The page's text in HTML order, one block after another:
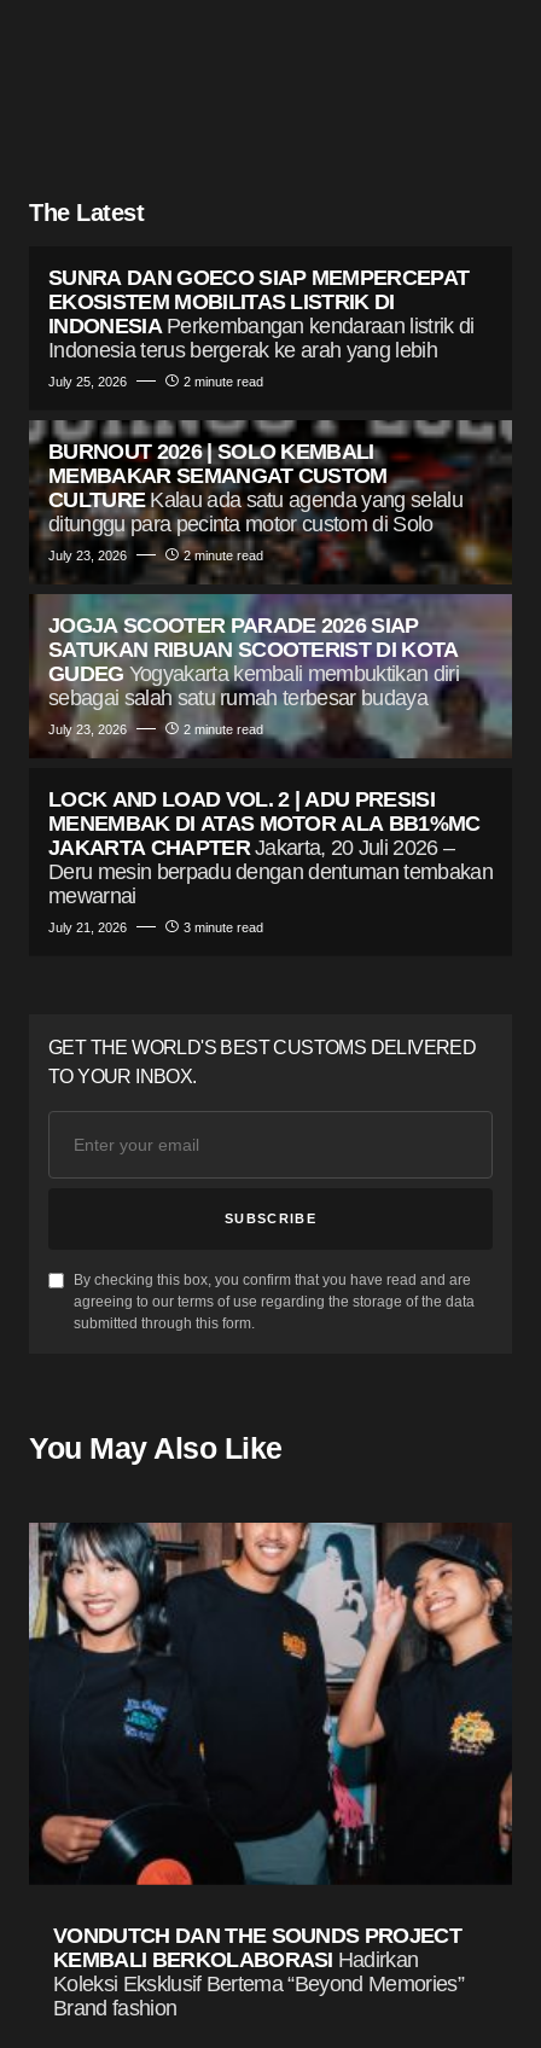
The Latest
SUNRA DAN GOECO SIAP MEMPERCEPAT
EKOSISTEM MOBILITAS LISTRIK DI
INDONESIA Perkembangan kendaraan listrik di
Indonesia terus bergerak ke arah yang lebih
July 25, 2026 2 minute read
BURNOUT 2026 | SOLO KEMBALI
MEMBAKAR SEMANGAT CUSTOM
CULTURE Kalau ada satu agenda yang selalu
ditunggu para pecinta motor custom di Solo
July 23, 2026 2 minute read
JOGJA SCOOTER PARADE 2026 SIAP
SATUKAN RIBUAN SCOOTERIST DI KOTA
GUDEG Yogyakarta kembali membuktikan diri
sebagai salah satu rumah terbesar budaya
July 23, 2026 2 minute read
LOCK AND LOAD VOL. 2 | ADU PRESISI
MENEMBAK DI ATAS MOTOR ALA BB1%MC
JAKARTA CHAPTER Jakarta, 20 Juli 2026 –
Deru mesin berpadu dengan dentuman tembakan
mewarnai
July 21, 2026 3 minute read
GET THE WORLD'S BEST CUSTOMS DELIVERED
TO YOUR INBOX.
SUBSCRIBE
By checking this box, you confirm that you have read and are
agreeing to our terms of use regarding the storage of the data
submitted through this form.
You May Also Like
VONDUTCH DAN THE SOUNDS PROJECT
KEMBALI BERKOLABORASI Hadirkan
Koleksi Eksklusif Bertema “Beyond Memories”
Brand fashion